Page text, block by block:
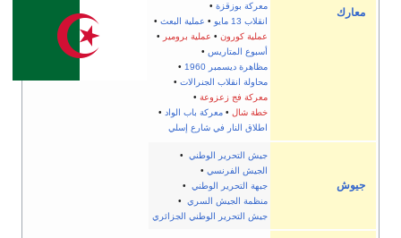
معارك
معركة بوزقزة •
انقلاب 13 مايو
• عملية البعث •
عملية كورون • عملية برومير
•
أسبوع المتاريس •
مظاهرة ديسمبر 1960
•
محاولة انقلاب الجنرالات •
معركة فج زعزوعة •
خطة شال •معركة باب الواد •
اطلاق النار في شارع إسلي
جيوش
جيش التحرير الوطني •
الجيش الفرنسي •
جبهة التحرير الوطني •
منظمة الجيش السري •
جيش التحرير الوطني الجزائري